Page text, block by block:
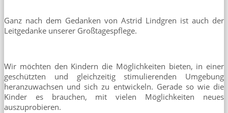
Ganz nach dem Gedanken von Astrid Lindgren ist auch der
Leitgedanke unserer Großtagespflege.
Wir möchten den Kindern die Möglichkeiten bieten, in einer
geschützten und gleichzeitig stimulierenden Umgebung
heranzuwachsen und sich zu entwickeln. Gerade so wie die
Kinder es brauchen, mit vielen Möglichkeiten neues
auszuprobieren.